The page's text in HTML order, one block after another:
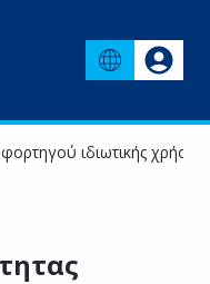
ιδιωτικής